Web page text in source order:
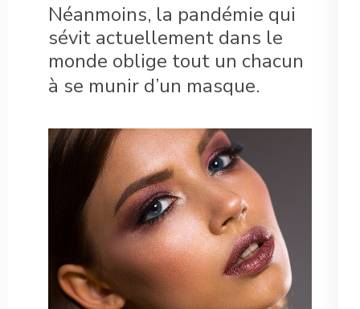
Néanmoins, la pandémie qui
sévit actuellement dans le
monde oblige tout un chacun
à se munir d’un masque.